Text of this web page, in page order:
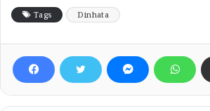
Tags Dinhata